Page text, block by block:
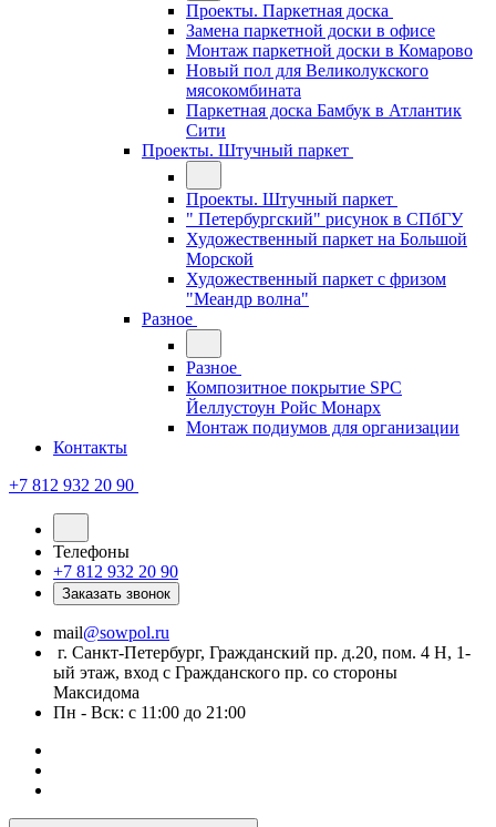
Проекты. Паркетная доска
Замена паркетной доски в офисе
Монтаж паркетной доски в Комарово
Новый пол для Великолукского
мясокомбината
Паркетная доска Бамбук в Атлантик
Сити
Проекты. Штучный паркет
Проекты. Штучный паркет
" Петербургский" рисунок в СПбГУ
Художественный паркет на Большой
Морской
Художественный паркет с фризом
"Меандр волна"
Разное
Разное
Композитное покрытие SPC
Йеллустоун Ройс Монарх
Монтаж подиумов для организации
Контакты
+7 812 932 20 90
Телефоны
+7 812 932 20 90
Заказать звонок
mail@sowpol.ru
г. Санкт-Петербург, Гражданский пр. д.20, пом. 4 Н, 1-
ый этаж, вход с Гражданского пр. со стороны
Максидома
Пн - Вск: с 11:00 до 21:00